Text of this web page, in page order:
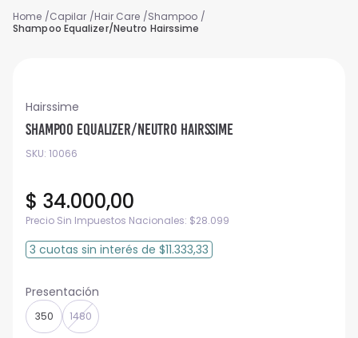
Capilar Hair Care
Shampoo
Shampoo Equalizer/Neutro Hairssime
Hairssime
Shampoo Equalizer/Neutro Hairssime
SKU: 10066
$ 34.000,00
Precio Sin Impuestos Nacionales: $28.099
3 cuotas sin interés de $11.333,33
350 1480